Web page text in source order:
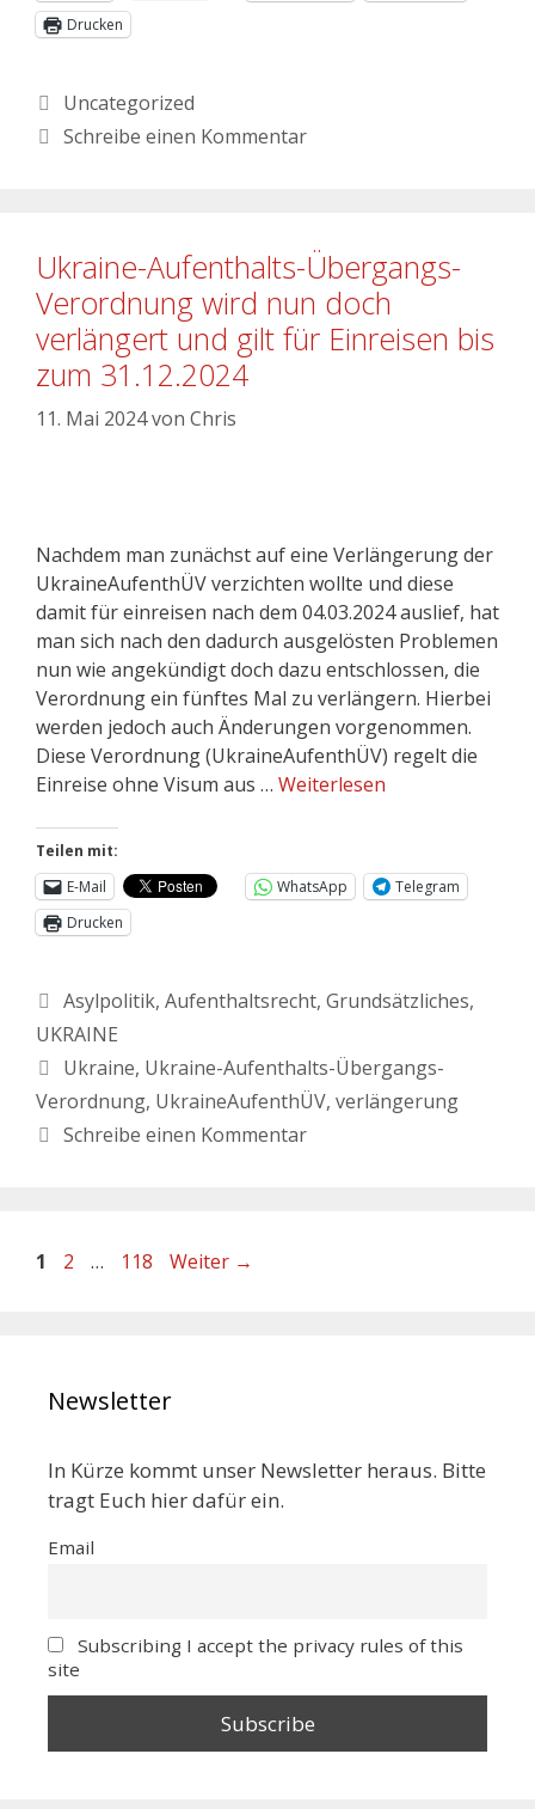
Drucken
Uncategorized
Schreibe einen Kommentar
Ukraine-Aufenthalts-Übergangs-
Verordnung wird nun doch
verlängert und gilt für Einreisen bis
zum 31.12.2024
11. Mai 2024von Chris
Nachdem man zunächst auf eine Verlängerung der
UkraineAufenthÜV verzichten wollte und diese
damit für einreisen nach dem 04.03.2024 auslief, hat
man sich nach den dadurch ausgelösten Problemen
nun wie angekündigt doch dazu entschlossen, die
Verordnung ein fünftes Mal zu verlängern. Hierbei
werden jedoch auch Änderungen vorgenommen.
Diese Verordnung (UkraineAufenthÜV) regelt die
Einreise ohne Visum aus … Weiterlesen
Teilen mit:
E-Mail
WhatsApp
Telegram
Drucken
Asylpolitik, Aufenthaltsrecht, Grundsätzliches,
UKRAINE
Ukraine, Ukraine-Aufenthalts-Übergangs-
Verordnung, UkraineAufenthÜV, verlängerung
Schreibe einen Kommentar
1 2 … 118 Weiter →
Newsletter
In Kürze kommt unser Newsletter heraus. Bitte
tragt Euch hier dafür ein.
Email
Subscribing I accept the privacy rules of this
site